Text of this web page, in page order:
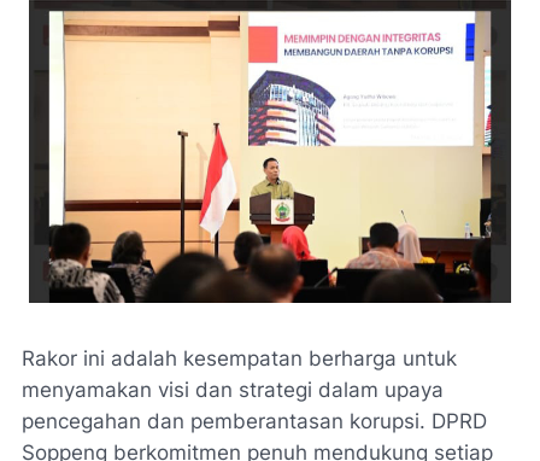
Rakor ini adalah kesempatan berharga untuk
menyamakan visi dan strategi dalam upaya
pencegahan dan pemberantasan korupsi. DPRD
Soppeng berkomitmen penuh mendukung setiap